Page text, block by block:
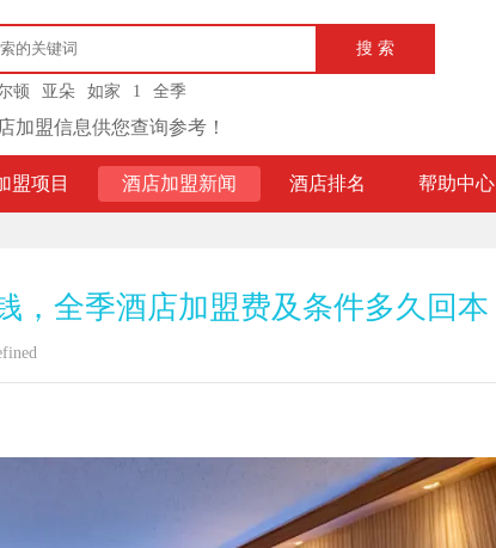
顿 亚朵 如家 1 全季
加盟信息供您查询参考！
盟项目 酒店加盟新闻 酒店排名 帮助中心
，全季酒店加盟费及条件多久回本